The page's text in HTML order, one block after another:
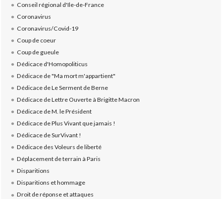
Conseil régional d'Ile-de-France
Coronavirus
Coronavirus/Covid-19
Coup de coeur
Coup de gueule
Dédicace d'Homopoliticus
Dédicace de "Ma mort m'appartient"
Dédicace de Le Serment de Berne
Dédicace de Lettre Ouverte à Brigitte Macron
Dédicace de M. le Président
Dédicace de Plus Vivant que jamais !
Dédicace de SurVivant !
Dédicace des Voleurs de liberté
Déplacement de terrain à Paris
Disparitions
Disparitions et hommage
Droit de réponse et attaques